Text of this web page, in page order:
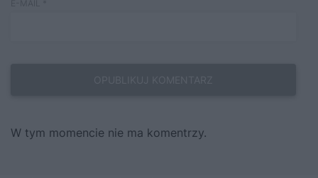
W tym momencie nie ma komentrzy.